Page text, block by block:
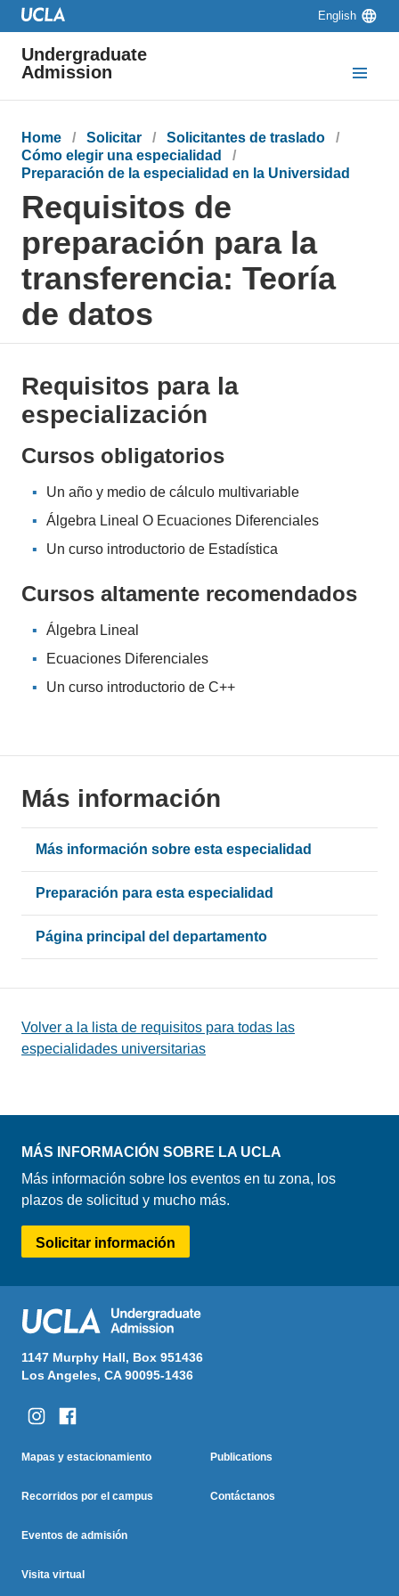
Language
switcher
English
Undergraduate
Admission
Breadcrumb
Home Solicitar
Solicitantes de traslado
Cómo elegir una especialidad
Preparación de la especialidad en la Universidad
Requisitos de
preparación para la
transferencia: Teoría
de datos
Requisitos para la
especialización
Cursos obligatorios
Un año y medio de cálculo multivariable
Álgebra Lineal O Ecuaciones Diferenciales
Un curso introductorio de Estadística
Cursos altamente recomendados
Álgebra Lineal
Ecuaciones Diferenciales
Un curso introductorio de C++
Más información
Más información sobre esta especialidad
Preparación para esta especialidad
Página principal del departamento
Volver a la lista de requisitos para todas las
especialidades universitarias
MÁS INFORMACIÓN SOBRE LA UCLA
Más información sobre los eventos en tu zona, los
plazos de solicitud y mucho más.
Solicitar información
1147 Murphy Hall, Box 951436
Los Angeles, CA 90095-1436
Footer
Columna Uno
Mapas y estacionamiento
Recorridos por el campus
Eventos de admisión
Visita virtual
Columna Dos
Publications
Contáctanos